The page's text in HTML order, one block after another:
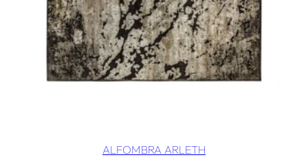
ALFOMBRA ARLETH